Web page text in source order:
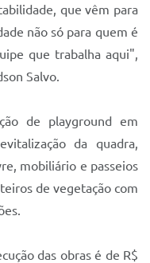
que vêm para
não só para quem é
que trabalha aqui",
Salvo.
de playground em
da quadra,
mobiliário e passeios
de vegetação com
das obras é de R$